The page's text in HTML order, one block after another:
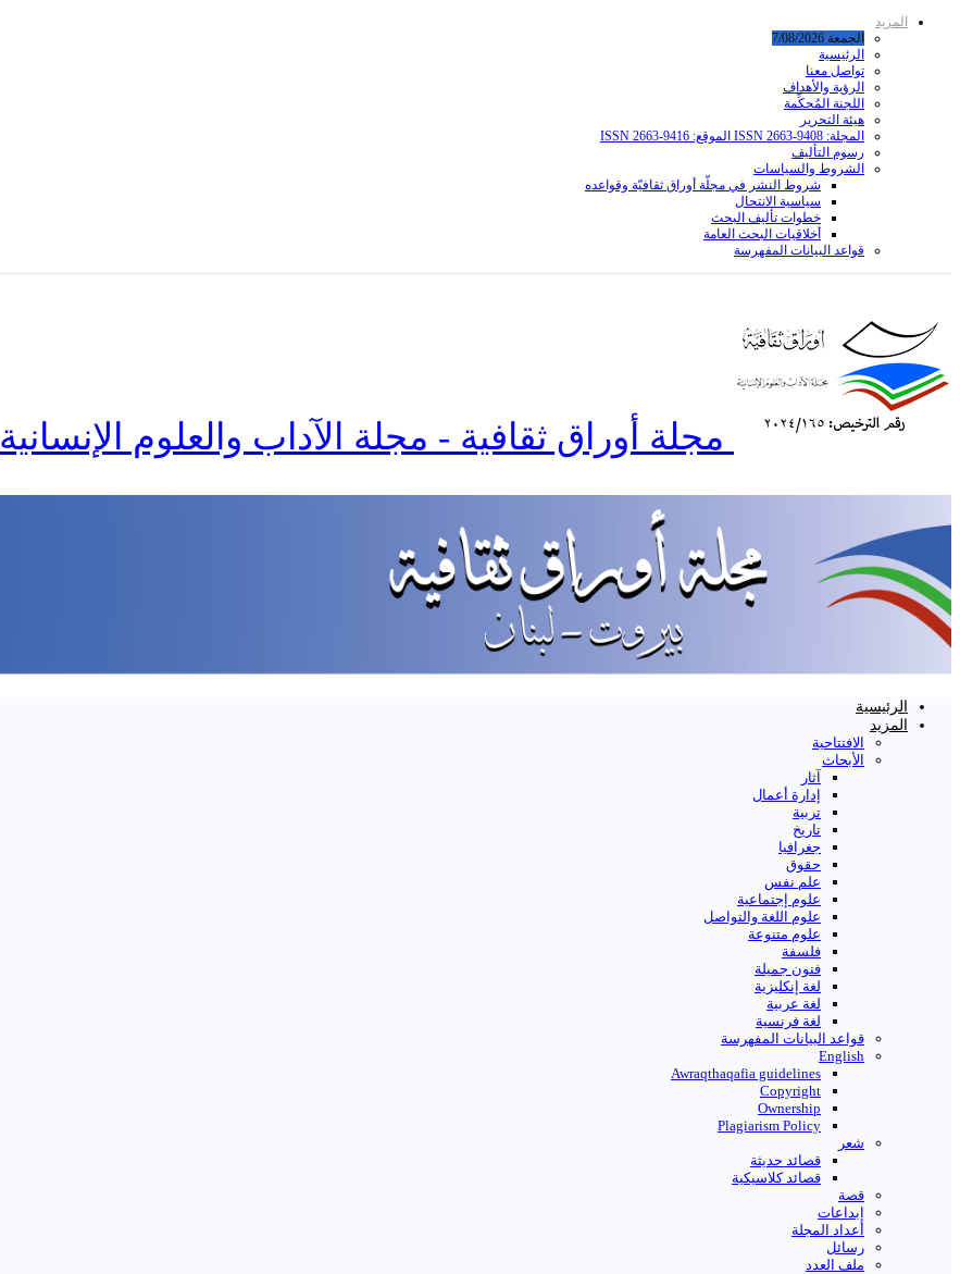
المزيد
الجمعة 7/08/2026
الرئيسية
تواصل معنا
الرؤية والأهداف
اللجنة المُحكِّمة
هيئة التحرير
المجلة: ISSN 2663-9408 الموقع: ISSN 2663-9416
رسوم التأليف
الشروط والسياسات
شروط النشر في مجلّة أوراق ثقافيّة وقواعده
سياسية الانتحال
خطوات تأليف البحث
أخلاقيات البحث العامة
قواعد البیانات المفهرسة
مجلة أوراق ثقافية - مجلة الآداب والعلوم الإنسانية
الرئيسية
المزيد
الافتتاحية
الأبحاث
آثار
إدارة أعمال
تربية
تاريخ
جغرافيا
حقوق
علم نفس
علوم إجتماعية
علوم اللغة والتواصل
علوم متنوعة
فلسفة
فنون جميلة
لغة إنكليزية
لغة عربية
لغة فرنسية
قواعد البیانات المفهرسة
English
Awraqthaqafia guidelines
Copyright
Ownership
Plagiarism Policy
شعر
قصائد حديثة
قصائد كلاسيكية
قصة
إبداعات
أعداد المجلة
رسائل
ملف العدد